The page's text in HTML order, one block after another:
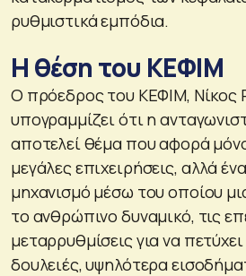
ρυθμιστικά εμπόδια.
Η θέση του ΚΕΦΙΜ
Ο πρόεδρος του ΚΕΦΙΜ,
υπογραμμίζει ότι η
αποτελεί θέμα που αφορά
μεγάλες επιχειρήσεις, αλλά
μηχανισμό μέσω του οποίου
το ανθρώπινο δυναμικό, τις
μεταρρυθμίσεις για να
δουλειές, υψηλότερα